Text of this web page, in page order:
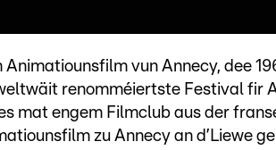
vun Annecy, dee
renomméiertste Festival fir
mat engem Filmclub aus der
zu Annecy an d’Liewe